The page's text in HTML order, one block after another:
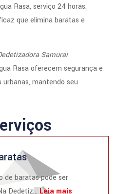
Rasa, serviço 24 horas.
que elimina baratas e
Samurai
Rasa oferecem segurança e
mantendo seu
de baratas pode ser
Dedetiz... Leia mais